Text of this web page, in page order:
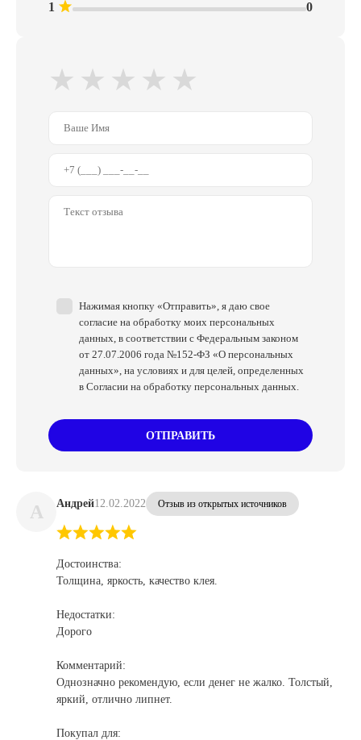
Резиновый клей
1 0
★ ★ ★ ★ ★
Нажимая кнопку «Отправить», я даю свое
согласие на обработку моих персональных
данных, в соответствии с Федеральным законом
от 27.07.2006 года №152-ФЗ «О персональных
данных», на условиях и для целей, определенных
в Согласии на обработку персональных данных.
ОТПРАВИТЬ
А Андрей12.02.2022 Отзыв из открытых источников
Достоинства:
Толщина, яркость, качество клея.
Недостатки:
Дорого
Комментарий:
Однозначно рекомендую, если денег не жалко. Толстый,
яркий, отлично липнет.
Покупал для: